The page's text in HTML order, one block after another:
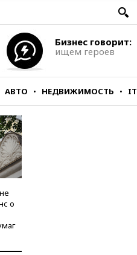
Бизнес говорит:
ищем героев
АВТО НЕДВИЖИМОСТЬ IT
о